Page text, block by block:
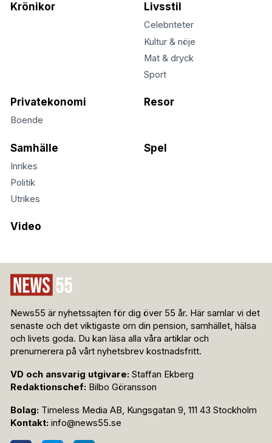
Krönikor Livsstil
Celebriteter
Kultur & nöje
Mat & dryck
Sport
Privatekonomi
Boende
Resor
Samhälle
Inrikes
Politik
Utrikes
Spel
Video
News55 är nyhetssajten för dig över 55 år. Här samlar vi det
senaste och det viktigaste om din pension, samhället, hälsa
och livets goda. Du kan läsa alla våra artiklar och
prenumerera på vårt nyhetsbrev kostnadsfritt.
VD och ansvarig utgivare: Staffan Ekberg
Redaktionschef: Bilbo Göransson
Bolag: Timeless Media AB, Kungsgatan 9, 111 43 Stockholm
Kontakt: info@news55.se